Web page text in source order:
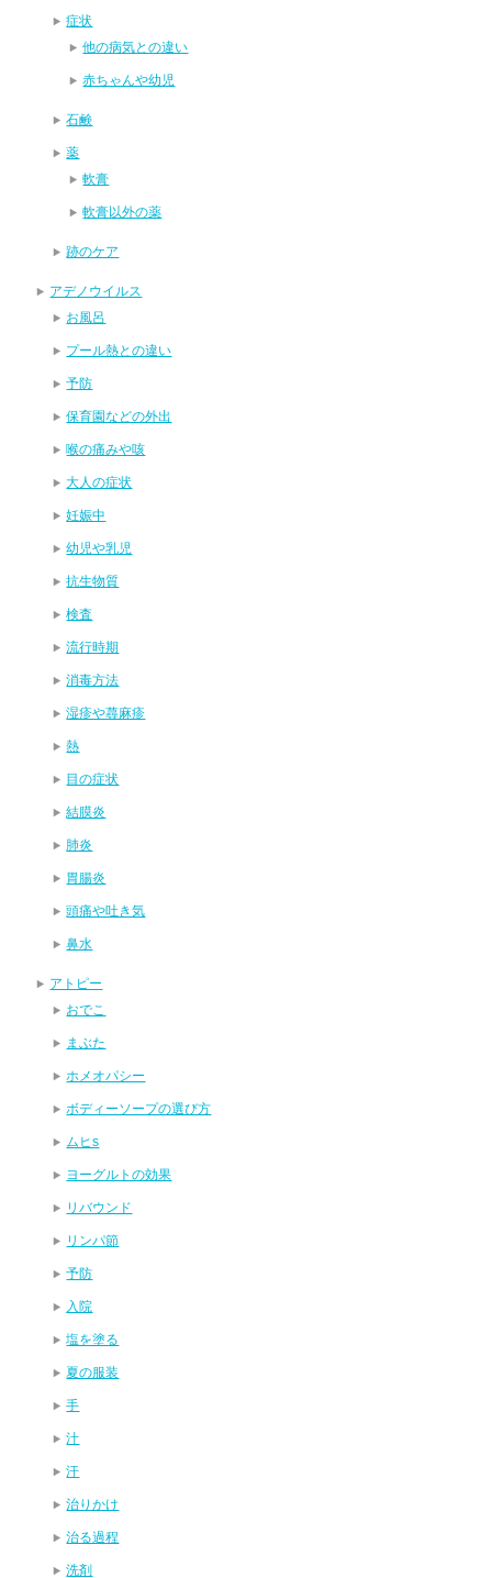
症状
他の病気との違い
赤ちゃんや幼児
石鹸
薬
軟膏
軟膏以外の薬
跡のケア
アデノウイルス
お風呂
プール熱との違い
予防
保育園などの外出
喉の痛みや咳
大人の症状
妊娠中
幼児や乳児
抗生物質
検査
流行時期
消毒方法
湿疹や蕁麻疹
熱
目の症状
結膜炎
肺炎
胃腸炎
頭痛や吐き気
鼻水
アトピー
おでこ
まぶた
ホメオパシー
ボディーソープの選び方
ムヒs
ヨーグルトの効果
リバウンド
リンパ節
予防
入院
塩を塗る
夏の服装
手
汁
汗
治りかけ
治る過程
洗剤